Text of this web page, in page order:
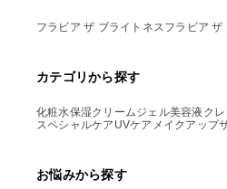
フラビア ザ ブライトネスフラビア ザ
カテゴリから探す
化粧水保湿クリームジェル美容液 ク
スペシャルケア UVケア メイクアップ
お悩みから探す